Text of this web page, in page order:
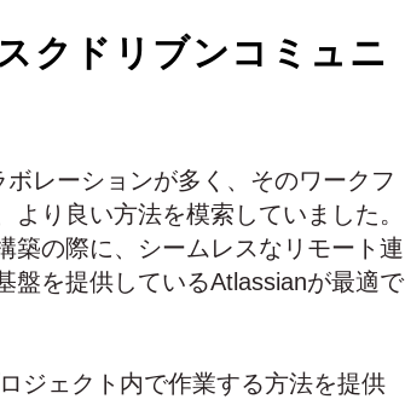
クドリブンコミュニ
レーションが多く、そのワークフ
り良い方法を模索していました。
築の際に、シームレスなリモート連
盤を提供しているAtlassianが最適で
ジェクト内で作業する方法を提供